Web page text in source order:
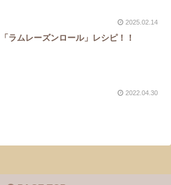
2025.02.14
「ラムレーズンロール」レシピ！！
2022.04.30